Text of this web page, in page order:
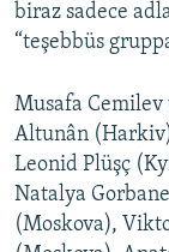
biraz sadece
“teşebbüs
Musafa
Altunân
Leonid Plüşç
Natalya
(Moskova),